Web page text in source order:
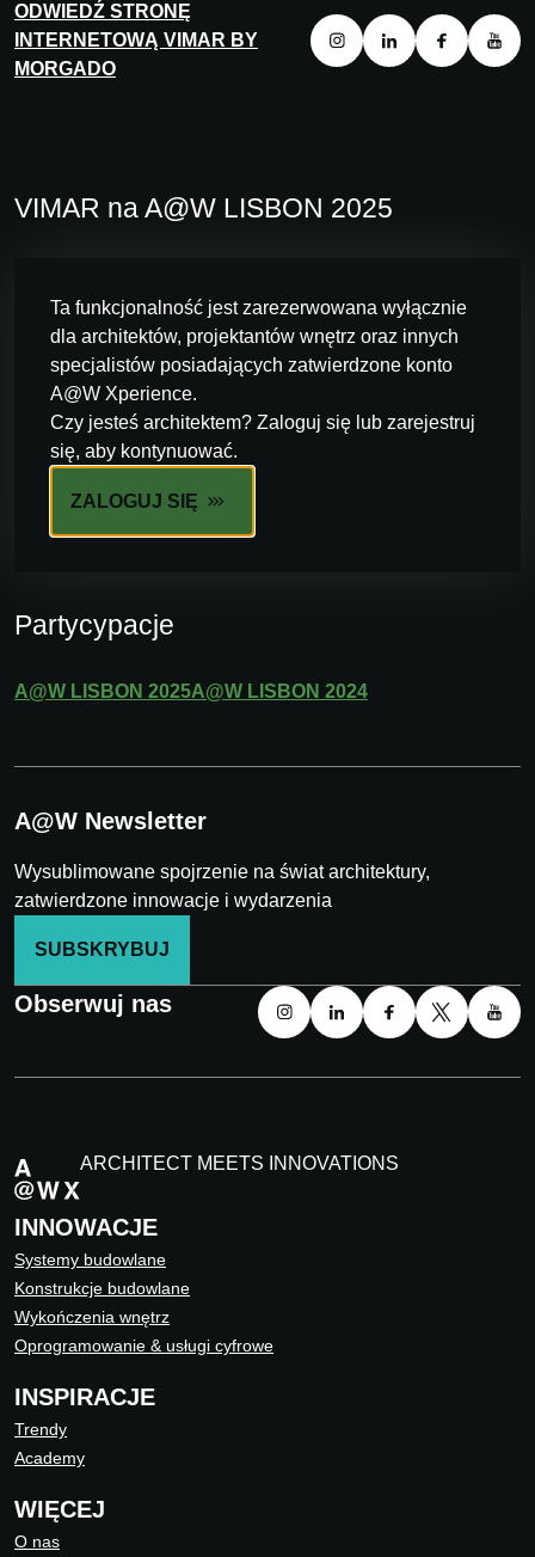
ODWIEDŹ STRONĘ
INTERNETOWĄ VIMAR BY
MORGADO
VIMAR na A@W LISBON 2025
Ta funkcjonalność jest zarezerwowana wyłącznie
dla architektów, projektantów wnętrz oraz innych
specjalistów posiadających zatwierdzone konto
A@W Xperience.
Czy jesteś architektem? Zaloguj się lub zarejestruj
się, aby kontynuować.
ZALOGUJ SIĘ
Partycypacje
A@W LISBON 2025A@W LISBON 2024
A@W Newsletter
Wysublimowane spojrzenie na świat architektury,
zatwierdzone innowacje i wydarzenia
SUBSKRYBUJ
Obserwuj nas
ARCHITECT MEETS INNOVATIONS
INNOWACJE
Systemy budowlane
Konstrukcje budowlane
Wykończenia wnętrz
Oprogramowanie & usługi cyfrowe
INSPIRACJE
Trendy
Academy
WIĘCEJ
O nas